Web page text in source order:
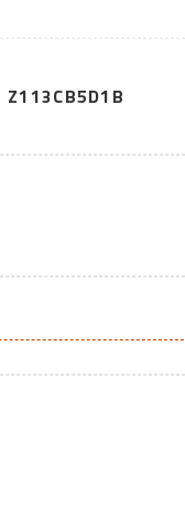
Z113CB5D1B